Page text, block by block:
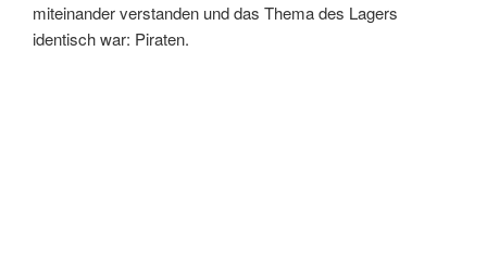
miteinander verstanden und das Thema des Lagers
identisch war: Piraten.